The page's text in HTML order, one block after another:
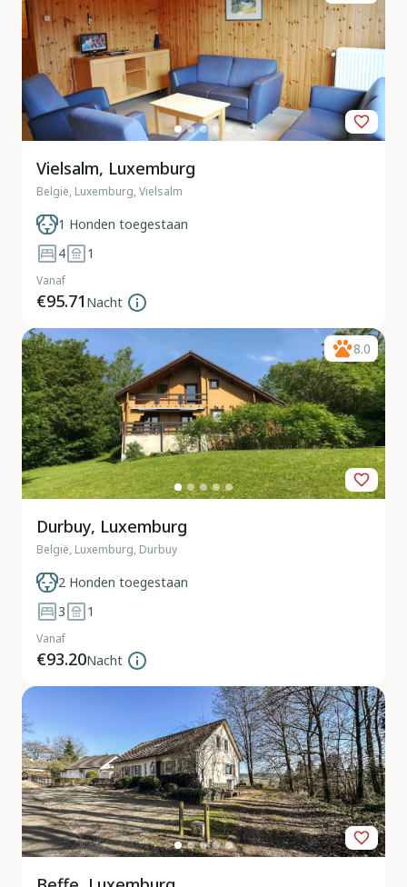
Vielsalm, Luxemburg
België, Luxemburg, Vielsalm
1 Honden toegestaan
4
1
Vanaf
€95.71 Nacht
8.0
Durbuy, Luxemburg
België, Luxemburg, Durbuy
2 Honden toegestaan
3
1
Vanaf
€93.20Nacht